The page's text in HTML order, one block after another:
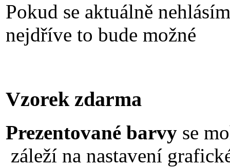
Pokud se aktuálně
nejdříve to bude možné
Vzorek zdarma
Prezentované barvyse
záleží na nastavení